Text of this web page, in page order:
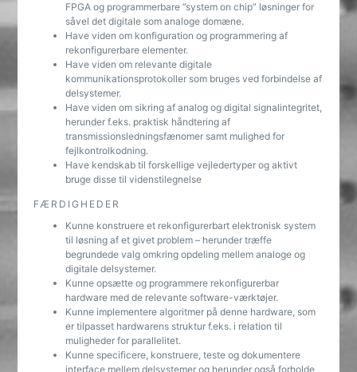
FPGA og programmerbare ”system on chip” løsninger for
såvel det digitale som analoge domæne.
Have viden om konfiguration og programmering af
rekonfigurerbare elementer.
Have viden om relevante digitale
kommunikationsprotokoller som bruges ved forbindelse af
delsystemer.
Have viden om sikring af analog og digital signalintegritet,
herunder f.eks. praktisk håndtering af
transmissionsledningsfænomer samt mulighed for
fejlkontrolkodning.
Have kendskab til forskellige vejledertyper og aktivt
bruge disse til videnstilegnelse
FÆRDIGHEDER
Kunne konstruere et rekonfigurerbart elektronisk system
til løsning af et givet problem – herunder træffe
begrundede valg omkring opdeling mellem analoge og
digitale delsystemer.
Kunne opsætte og programmere rekonfigurerbar
hardware med de relevante software-værktøjer.
Kunne implementere algoritmer på denne hardware, som
er tilpasset hardwarens struktur f.eks. i relation til
muligheder for parallelitet.
Kunne specificere, konstruere, teste og dokumentere
interface mellem delsystemer og herunder også forholde